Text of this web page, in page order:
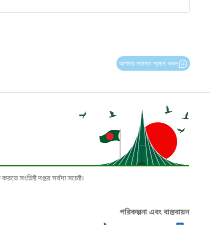
আপনার মতামত প্রদান করুন
সংশ্লিষ্ট দপ্তর সর্বদা সচেষ্ট।
পরিকল্পনা এবং বাস্তবায়ন